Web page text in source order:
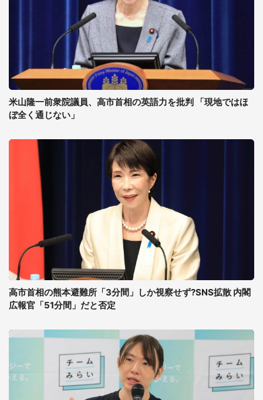
米山隆一前衆院議員、高市首相の英語力を批判 「現地ではほ
ぼ全く通じない」
高市首相の熊本避難所「3分間」しか視察せず?SNS拡散 内閣
広報官「51分間」だと否定